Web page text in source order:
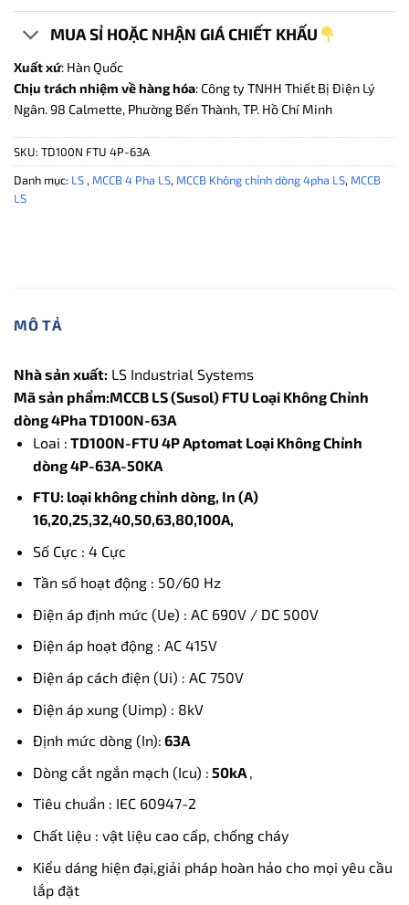
MUA SỈ HOẶC NHẬN GIÁ CHIẾT KHẤU
Xuất xứ: Hàn Quốc
Chịu trách nhiệm về hàng hóa: Công ty TNHH Thiết Bị Điện Lý
Ngân. 98 Calmette, Phường Bến Thành, TP. Hồ Chí Minh
SKU: TD100N FTU 4P-63A
Danh mục: LS , MCCB 4 Pha LS, MCCB Không chỉnh dòng 4pha LS, MCCB
LS
MÔ TẢ
Nhà sản xuất: LS Industrial Systems
Mã sản phẩm:MCCB LS (Susol) FTU Loại Không Chỉnh
dòng 4Pha TD100N-63A
Loai : TD100N-FTU 4P Aptomat Loại Không Chỉnh
dòng 4P-63A-50KA
FTU: loại không chỉnh dòng, In (A)
16,20,25,32,40,50,63,80,100A,
Số Cực : 4 Cực
Tần số hoạt động : 50/60 Hz
Điện áp định mức (Ue) : AC 690V / DC 500V
Điện áp hoạt động : AC 415V
Điện áp cách điện (Ui) : AC 750V
Điện áp xung (Uimp) : 8kV
Định mức dòng (In): 63A
Dòng cắt ngắn mạch (Icu) : 50kA ,
Tiêu chuẩn : IEC 60947-2
Chất liệu : vật liệu cao cấp, chống cháy
Kiểu dáng hiện đại,giải pháp hoàn hảo cho mọi yêu cầu
lắp đặt